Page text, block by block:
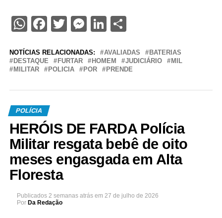
WhatsApp
Facebook
TwitterMessenger
LinkedIn
NOTÍCIAS RELACIONADAS: AVALIADAS
BATERIAS
DESTAQUE
FURTAR HOMEM JUDICIÁRIO
MIL
MILITAR
POLICIA POR PRENDE
POLÍCIA
HERÓIS DE FARDA Polícia
Militar resgata bebê de oito
meses engasgada em Alta
Floresta
Publicados 2 semanas atrás em 27 de julho de 2026
Por Da Redação